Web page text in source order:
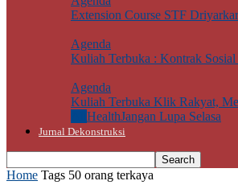
Extension Course STF
Agenda
Kuliah Terbuka : Kontrak
Agenda
Kuliah Terbuka Klik Rakyat,
HealthJangan Lupa Selasa
Jurnal Dekonstruksi
Home Tags 50 orang terkaya